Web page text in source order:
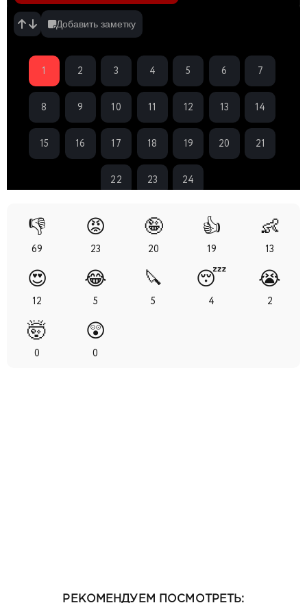
Добавить заметку
1 2 3 4 5 6 7
8 9 10 11 12 13 14
15 16 17 18 19 20 21
22 23 24
👎
69
😡
23
🤪
20
👍
19
👶
13
😍
12
😂
5
🔪
5
😴
4
😭
2
🤯
0
😲
0
РЕКОМЕНДУЕМ ПОСМОТРЕТЬ: